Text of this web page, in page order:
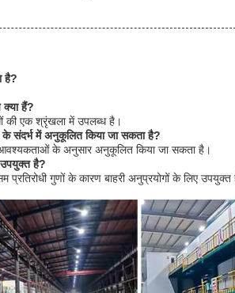
है?
क्या हैं?
की एक श्रृंखला में उपलब्ध है।
के संदर्भ में अनुकूलित किया जा सकता है?
आवश्यकताओं के अनुसार अनुकूलित किया जा सकता है।
उपयुक्त है?
प्रतिरोधी गुणों के कारण बाहरी अनुप्रयोगों के लिए उपयुक्त